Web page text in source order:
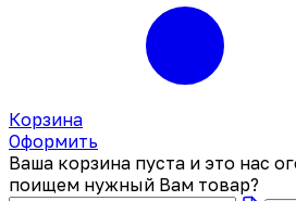
Корзина
Оформить
Ваша корзина пуста и это нас
поищем нужный Вам товар?